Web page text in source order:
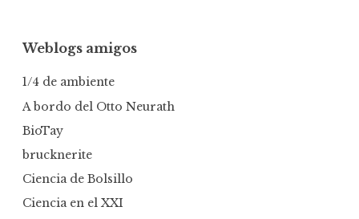
Weblogs amigos
1/4 de ambiente
A bordo del Otto Neurath
BioTay
brucknerite
Ciencia de Bolsillo
Ciencia en el XXI